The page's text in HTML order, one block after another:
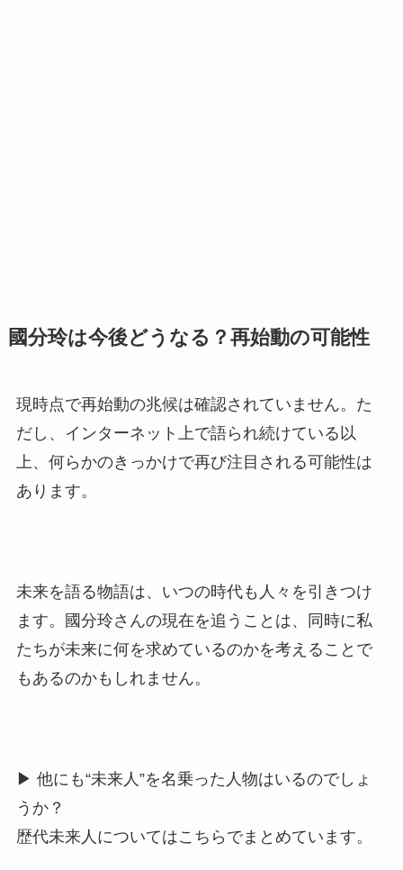
國分玲は今後どうなる？再始動の可能性
現時点で再始動の兆候は確認されていません。た
だし、インターネット上で語られ続けている以
上、何らかのきっかけで再び注目される可能性は
あります。
未来を語る物語は、いつの時代も人々を引きつけ
ます。國分玲さんの現在を追うことは、同時に私
たちが未来に何を求めているのかを考えることで
もあるのかもしれません。
▶ 他にも“未来人”を名乗った人物はいるのでしょ
うか？
歴代未来人についてはこちらでまとめています。